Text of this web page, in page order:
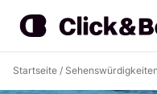
Startseite /